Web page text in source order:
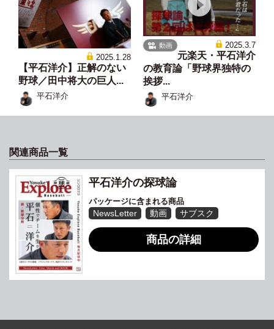
2025.1.28
【平石洋介】正解のない
野球／田中将大の巨人...
平石洋介
動画 2025.3.7
元楽天・平石洋介
の教育論「野球界独特の
挨拶...
平石洋介
関連商品一覧
平石洋介の探球論
パッケージに含まれる商品
NewsLetter 動画 サブスク
商品の詳細